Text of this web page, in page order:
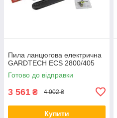
Пила ланцюгова електрична
GARDTECH ECS 2800/405
Готово до відправки
3 561 ₴ 4 002 ₴
Купити